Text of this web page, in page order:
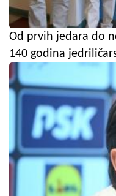
Od prvih jedara do
140 godina